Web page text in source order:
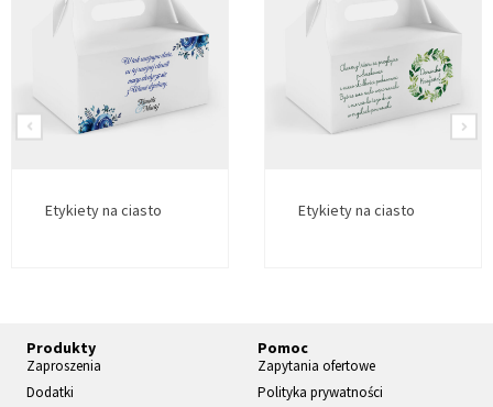
Etykiety na ciasto Etykiety na ciasto
Produkty
Zaproszenia
Dodatki
Pomoc
Zapytania ofertowe
Polityka prywatności